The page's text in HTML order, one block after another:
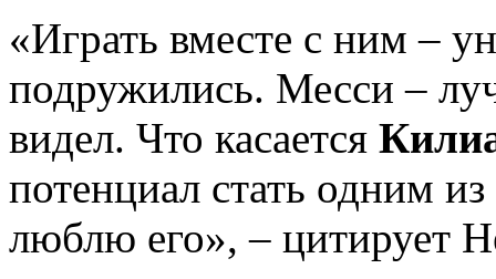
«Играть вместе с ним –
подружились. Месси –
видел. Что касается
потенциал стать одним
люблю его», – цитирует